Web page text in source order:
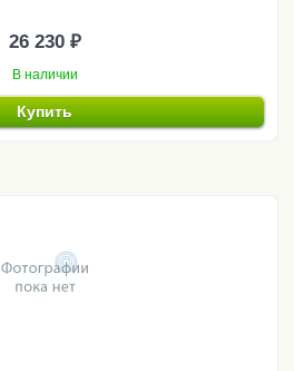
26 230 ₽
В наличии
Купить